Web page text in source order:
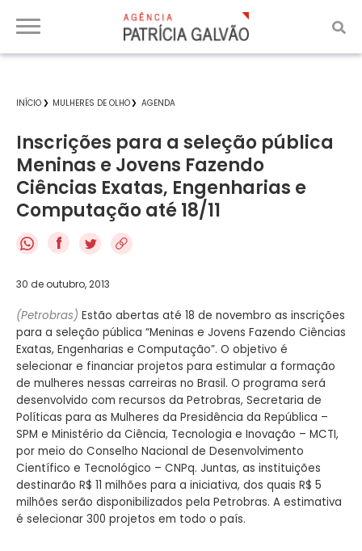
INÍCIO MULHERES DE OLHO AGENDA
Inscrições para a seleção pública
Meninas e Jovens Fazendo
Ciências Exatas, Engenharias e
Computação até 18/11
f
30 de outubro, 2013
(Petrobras) Estão abertas até 18 de novembro as inscrições
para a seleção pública “Meninas e Jovens Fazendo Ciências
Exatas, Engenharias e Computação”. O objetivo é
selecionar e financiar projetos para estimular a formação
de mulheres nessas carreiras no Brasil. O programa será
desenvolvido com recursos da Petrobras, Secretaria de
Políticas para as Mulheres da Presidência da República –
SPM e Ministério da Ciência, Tecnologia e Inovação – MCTI,
por meio do Conselho Nacional de Desenvolvimento
Científico e Tecnológico – CNPq. Juntas, as instituições
destinarão R$ 11 milhões para a iniciativa, dos quais R$ 5
milhões serão disponibilizados pela Petrobras. A estimativa
é selecionar 300 projetos em todo o país.